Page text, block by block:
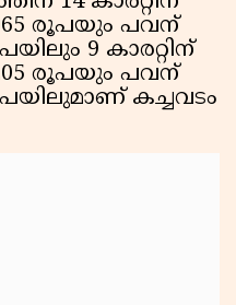
രൂപയും പവന്
9 കാരറ്റിന്
രൂപയും പവന്
കച്ചവടം